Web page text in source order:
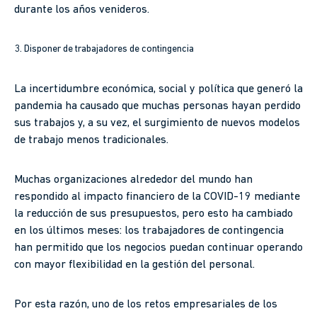
durante los años venideros.
3. Disponer de trabajadores de contingencia
La incertidumbre económica, social y política que generó la
pandemia ha causado que muchas personas hayan perdido
sus trabajos y, a su vez, el surgimiento de nuevos modelos
de trabajo menos tradicionales.
Muchas organizaciones alrededor del mundo han
respondido al impacto financiero de la COVID-19 mediante
la reducción de sus presupuestos, pero esto ha cambiado
en los últimos meses: los trabajadores de contingencia
han permitido que los negocios puedan continuar operando
con mayor flexibilidad en la gestión del personal.
Por esta razón, uno de los retos empresariales de los